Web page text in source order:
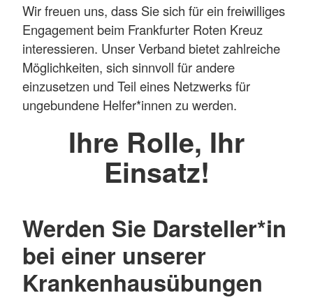
Wir freuen uns, dass Sie sich für ein freiwilliges
Engagement beim Frankfurter Roten Kreuz
interessieren. Unser Verband bietet zahlreiche
Möglichkeiten, sich sinnvoll für andere
einzusetzen und Teil eines Netzwerks für
ungebundene Helfer*innen zu werden.
Ihre Rolle, Ihr
Einsatz!
Werden Sie Darsteller*in
bei einer unserer
Krankenhausübungen